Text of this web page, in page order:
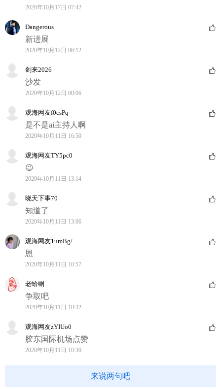
2020年10月17日 07:42
Dangerous
新进展
2020年10月12日 06:12
剑来2026
沙发
2020年10月12日 00:06
观海网友f0csPq
是不是ai主持人啊
2020年10月11日 16:50
观海网友TY5pc0
😉
2020年10月11日 13:14
晓天下事70
知道了
2020年10月11日 13:06
观海网友1umBg/
恩
2020年10月11日 10:57
老蛤喇
争取吧
2020年10月11日 10:32
观海网友zYIUo0
胶东国际机场点赞
2020年10月11日 10:30
来说两句吧